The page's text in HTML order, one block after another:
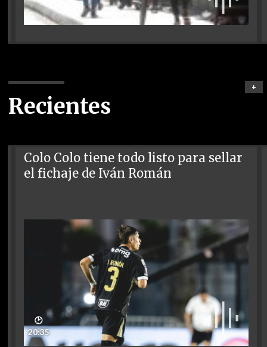
Recientes
+
Colo Colo tiene todo listo para sellar
el fichaje de Iván Román
🕑
20:35